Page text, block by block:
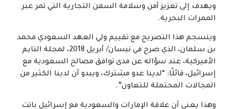
ويهدف إلى تعزيز أمن وسلامة السفن التجارية التي تمر عبر
الممرات البحرية.
وينسجم هذا التصريح مع تقييم ولي العهد السعودي محمد
بن سلمان، الذي صرح في نيسان/ أبريل 2018، لمجلة التايم
الأميركية، عند سؤاله عن مدى توافق مصالح السعودية مع
إسرائيل، قائلًا: “لدينا عدو مشترك، ويبدو أن لدينا الكثير من
المجالات المحتملة للتعاون”.
وهذا يعني أن علاقة الإمارات والسعودية مع إسرائيل باتت